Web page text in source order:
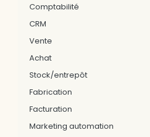
Comptabilité
CRM
Vente
Achat
Stock/entrepôt
Fabrication
Facturation
Marketing automation